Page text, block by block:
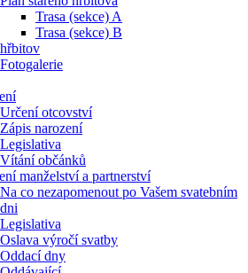
Trasa (sekce) A
Trasa (sekce) B
Fotogalerie
Určení otcovství
Zápis narození
Legislativa
Vítání občánků
manželství a partnerství
Na co nezapomenout po Vašem svatebním
dni
Legislativa
Oslava výročí svatby
Oddací dny